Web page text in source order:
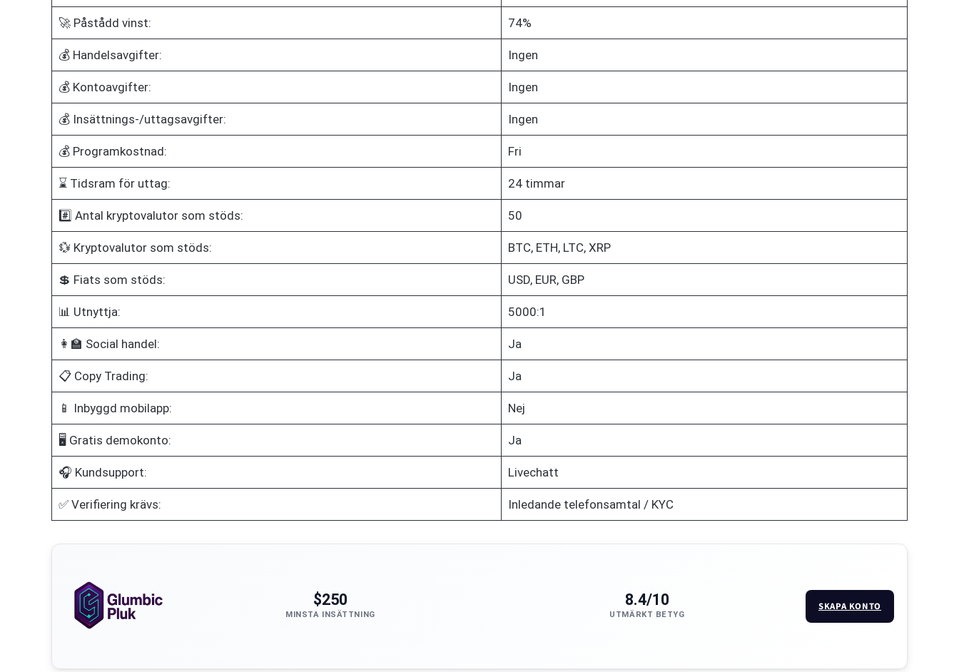
🚀 Påstådd vinst: 74%
💰 Handelsavgifter: Ingen
💰 Kontoavgifter: Ingen
💰 Insättnings-/uttagsavgifter: Ingen
💰 Programkostnad: Fri
⌛ Tidsram för uttag: 24 timmar
#️⃣ Antal kryptovalutor som stöds: 50
💱 Kryptovalutor som stöds: BTC, ETH, LTC, XRP
💲 Fiats som stöds: USD, EUR, GBP
📊 Utnyttja: 5000:1
👩‍🏫 Social handel: Ja
📋 Copy Trading: Ja
📱 Inbyggd mobilapp: Nej
🖥️ Gratis demokonto: Ja
🎧 Kundsupport: Livechatt
✅ Verifiering krävs: Inledande telefonsamtal / KYC
$250
MINSTA INSÄTTNING
8.4/10
UTMÄRKT BETYG
SKAPA KONTO